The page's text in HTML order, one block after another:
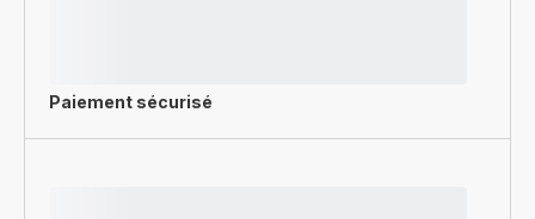
Paiement sécurisé